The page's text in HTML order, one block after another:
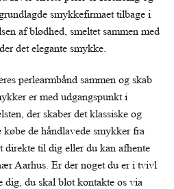
smykkefirmaet tilbage i
af blødhed, smeltet sammen med
det elegante smykke.
perlearmbånd sammen og skab
er med udgangspunkt i
der skaber det klassiske og
de håndlavede smykker fra
direkte til dig eller du kan afhente
Aarhus. Er der noget du er i tvivl
du skal blot kontakte os via